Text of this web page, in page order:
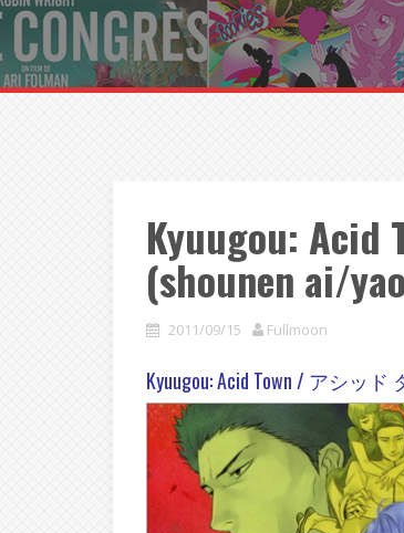
Kyuugou:
(shounen ai/
2011/09/15 Fullmoon
Kyuugou: Acid Town / アシッド